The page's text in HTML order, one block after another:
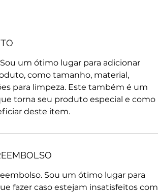
um ótimo lugar para adicionar
como tamanho, material,
para limpeza. Este também é um
torna seu produto especial e como
deste item.
Sou um ótimo lugar para
fazer caso estejam insatisfeitos com